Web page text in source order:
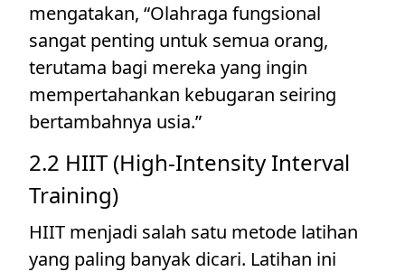
mengatakan, “Olahraga fungsional
sangat penting untuk semua orang,
terutama bagi mereka yang ingin
mempertahankan kebugaran seiring
bertambahnya usia.”
2.2 HIIT (High-Intensity Interval
Training)
HIIT menjadi salah satu metode latihan
yang paling banyak dicari. Latihan ini